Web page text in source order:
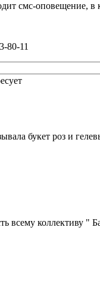
смс-оповещение, в
80-11
букет роз и
всему коллективу "